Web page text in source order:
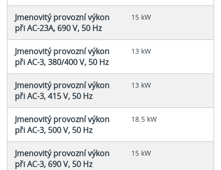
Jmenovitý provozní výkon
při AC-23A, 690 V, 50 Hz
15 kW
Jmenovitý provozní výkon
při AC-3, 380/400 V, 50 Hz
13 kW
Jmenovitý provozní výkon
při AC-3, 415 V, 50 Hz
13 kW
Jmenovitý provozní výkon
při AC-3, 500 V, 50 Hz
18.5 kW
Jmenovitý provozní výkon
při AC-3, 690 V, 50 Hz
15 kW